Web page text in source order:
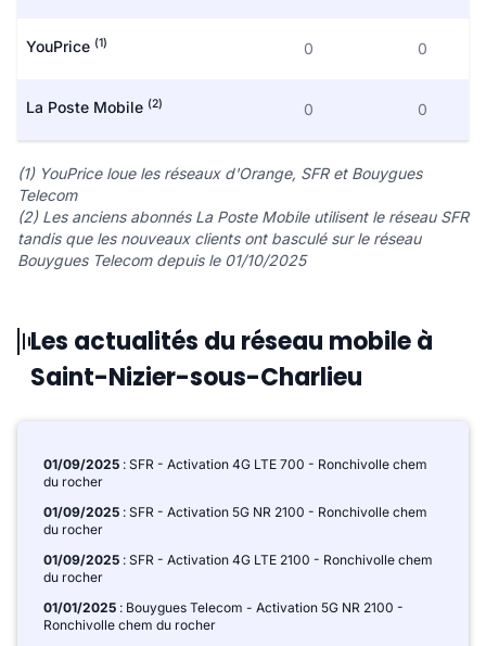
YouPrice (1) 0 0
La Poste Mobile (2) 0 0
(1) YouPrice loue les réseaux d'Orange, SFR et Bouygues
Telecom
(2) Les anciens abonnés La Poste Mobile utilisent le réseau SFR
tandis que les nouveaux clients ont basculé sur le réseau
Bouygues Telecom depuis le 01/10/2025
Les actualités du réseau mobile à
Saint-Nizier-sous-Charlieu
01/09/2025 : SFR - Activation 4G LTE 700 - Ronchivolle chem
du rocher
01/09/2025 : SFR - Activation 5G NR 2100 - Ronchivolle chem
du rocher
01/09/2025 : SFR - Activation 4G LTE 2100 - Ronchivolle chem
du rocher
01/01/2025 : Bouygues Telecom - Activation 5G NR 2100 -
Ronchivolle chem du rocher